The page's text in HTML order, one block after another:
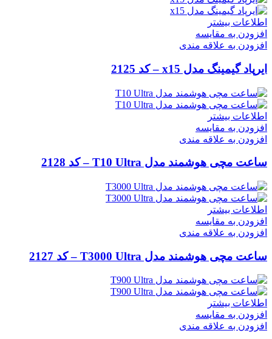
اطلاعات بیشتر
افزودن به مقایسه
افزودن به علاقه مندی
ایرپاد گیمینگ مدل x15 – کد 2125
اطلاعات بیشتر
افزودن به مقایسه
افزودن به علاقه مندی
ساعت مچی هوشمند مدل T10 Ultra – کد 2128
اطلاعات بیشتر
افزودن به مقایسه
افزودن به علاقه مندی
ساعت مچی هوشمند مدل T3000 Ultra – کد 2127
اطلاعات بیشتر
افزودن به مقایسه
افزودن به علاقه مندی